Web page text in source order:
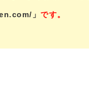
」 です。